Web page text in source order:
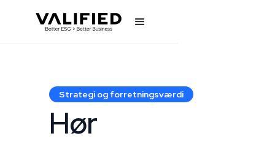
Strategi og forretningsværdi
Hør